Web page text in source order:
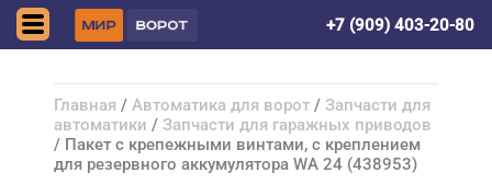
+7 (909) 403-20-80
Главная / Автоматика для ворот / Запчасти для
автоматики / Запчасти для гаражных приводов
/ Пакет с крепежными винтами, с креплением
для резервного аккумулятора WA 24 (438953)